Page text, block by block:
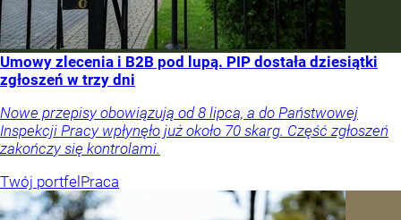
Umowy zlecenia i B2B pod lupą. PIP dostała dziesiątki
zgłoszeń w trzy dni
Nowe przepisy obowiązują od 8 lipca, a do Państwowej
Inspekcji Pracy wpłynęło już około 70 skarg. Część zgłoszeń
zakończy się kontrolami.
Twój portfelPraca